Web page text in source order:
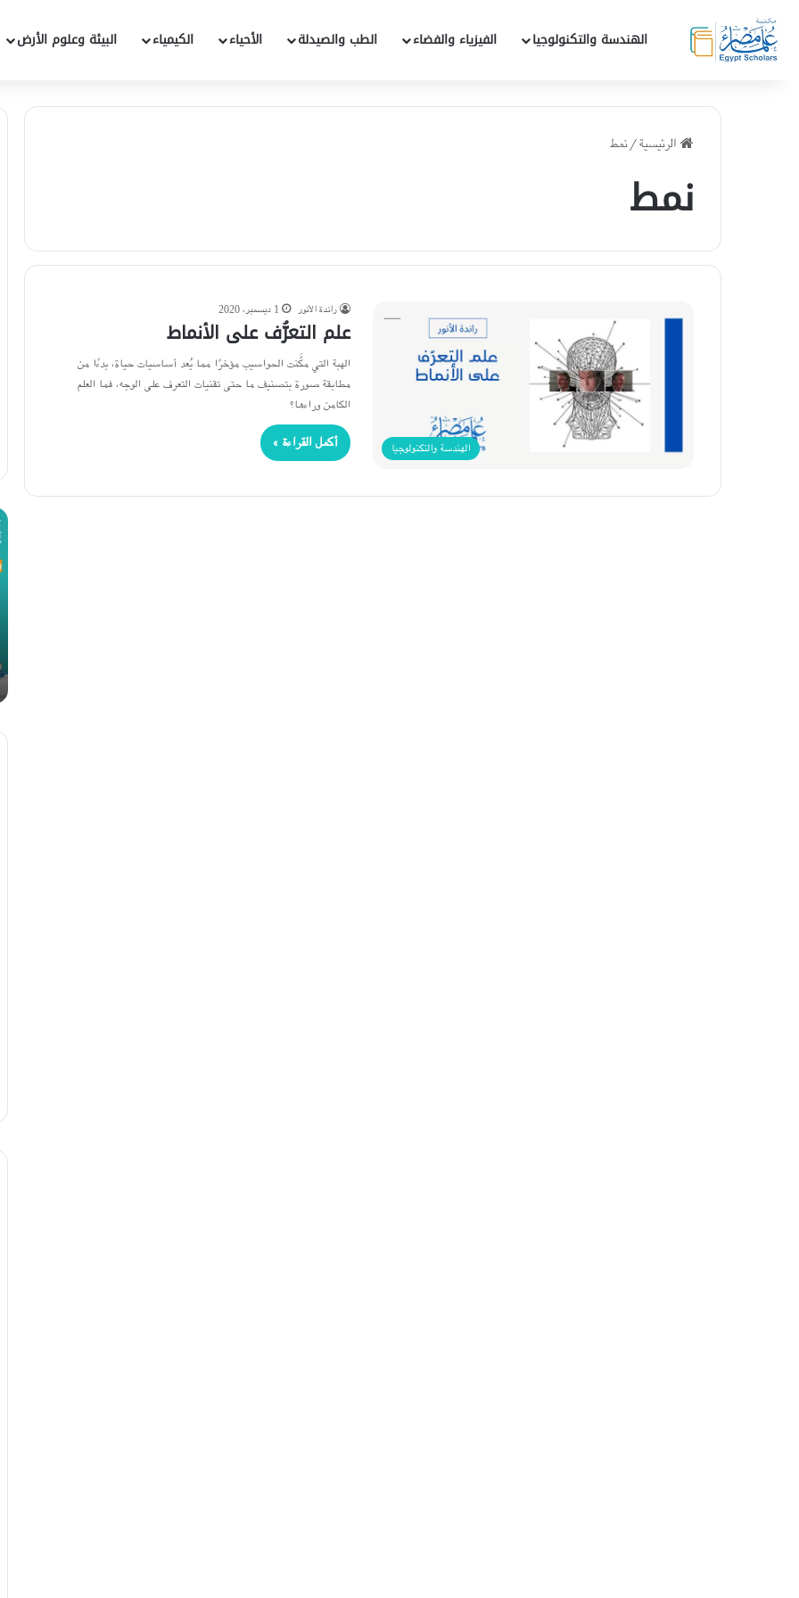
الهندسة والتكنولوجيا الفيزياء والفضاء الطب والصيدلة الأحياء الكيمياء البيئة وعلوم الأرض
الرئيسية/نمط
نمط
الهندسة والتكنولوجيا
راندة الأنور 1 ديسمبر، 2020
علم التعرُّف على الأنماط
الهبة التي مكَّنت الحواسيب مؤخرًا مما يُعد أساسيات حياة، بدءًا من
مطابقة صورة بتصنيف ما حتى تقنيات التعرف على الوجه، فما العلم
الكامن وراءها؟
أكمل القراءة »